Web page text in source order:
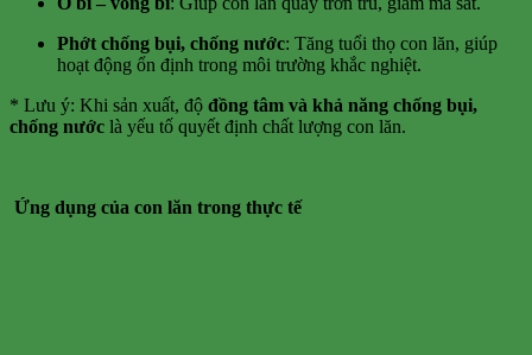
Phớt chống bụi, chống nước: Tăng tuổi thọ con lăn, giúp
hoạt động ổn định trong môi trường khắc nghiệt.
* Lưu ý: Khi sản xuất, độ đồng tâm và khả năng chống bụi,
chống nước là yếu tố quyết định chất lượng con lăn.
Ứng dụng của con lăn trong thực tế